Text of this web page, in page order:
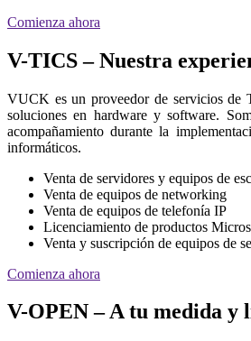
Comienza ahora
V-TICS – Nuestra
VUCK es un proveedor de servicios de
soluciones en hardware y software.
acompañamiento durante la
informáticos.
Venta de servidores y equipos de
Venta de equipos de networking
Venta de equipos de telefonía IP
Licenciamiento de productos
Venta y suscripción de equipos de
Comienza ahora
V-OPEN – A tu medida y